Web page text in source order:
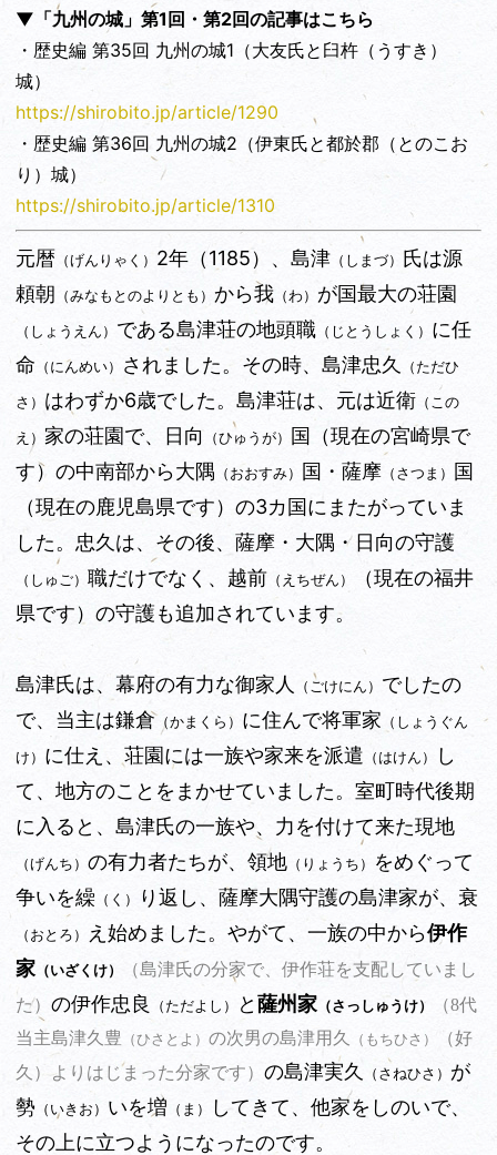
▼「九州の城」第1回・第2回の記事はこちら
・歴史編 第35回 九州の城1（大友氏と臼杵（うすき）
城）
https://shirobito.jp/article/1290
・歴史編 第36回 九州の城2（伊東氏と都於郡（とのこお
り）城）
https://shirobito.jp/article/1310
元暦 （げんりゃく） 2年（1185）、島津 （しまづ） 氏は源
頼朝 （みなもとのよりとも） から我 （わ） が国最大の荘園
（しょうえん） である島津荘の地頭職 （じとうしょく） に任
命 （にんめい） されました。その時、島津忠久
（ただひ
さ） はわずか6歳でした。島津荘は、元は近衛 （この
え） 家の荘園で、日向 （ひゅうが）
国（現在の宮崎県で
す）の中南部から大隅 （おおすみ） 国・薩摩 （さつま）
国
（現在の鹿児島県です）の3カ国にまたがっていま
した。忠久は、その後、薩摩・大隅・日向の守護
（しゅご） 職だけでなく、越前 （えちぜん）
（現在の福井
県です）の守護も追加されています。
島津氏は、幕府の有力な御家人 （ごけにん） でしたの
で、当主は鎌倉（かまくら） に住んで将軍家 （しょうぐん
け） に仕え、荘園には一族や家来を派遣 （はけん）
し
て、地方のことをまかせていました。室町時代後期
に入ると、島津氏の一族や、力を付けて来た現地
（げんち） の有力者たちが、領地 （りょうち）
をめぐって
争いを繰 （く） り返し、薩摩大隅守護の島津家が、衰
（おとろ） え始めました。やがて、一族の中から伊作
家 （いざくけ）
（島津氏の分家で、伊作荘を支配していまし
た） の伊作忠良 （ただよし） と薩州家 （さっしゅうけ）
（8代
当主島津久豊
（ひさとよ） の次男の島津用久 （もちひさ）
（好
久）よりはじまった分家です） の島津実久 （さねひさ） が
勢 （いきお） いを増 （ま）
してきて、他家をしのいで、
その上に立つようになったのです。